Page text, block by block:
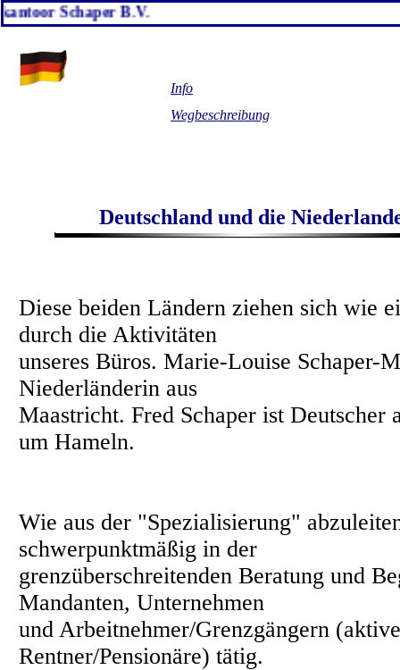
Schaper B.V.
Info
Wegbeschreibung
Deutschland und die
Diese beiden Ländern ziehen sich wie
durch die Aktivitäten
unseres Büros. Marie-Louise Schaper-
Niederländerin aus
Maastricht. Fred Schaper ist Deutscher
um Hameln.
Wie aus der "Spezialisierung"
schwerpunktmäßig in der
grenzüberschreitenden Beratung und
Mandanten, Unternehmen
und Arbeitnehmer/Grenzgängern
Rentner/Pensionäre) tätig.